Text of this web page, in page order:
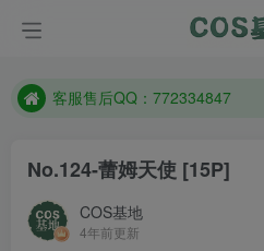
遇到任何问题加客服QQ：
客服售后QQ：772334847
防失联：百度搜索《一七天佳
No.124-蕾姆天使 [15P]
COS基地
4年前更新